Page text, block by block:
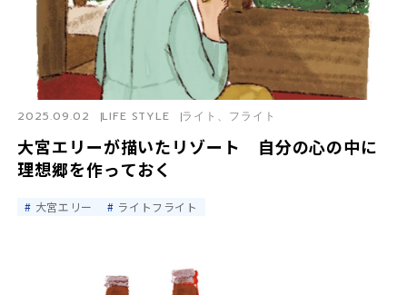
大宮エリーが描いたリゾート 自分の心の中に
理想郷を作っておく
2025.09.02 LIFE STYLE ライト、フライト
大宮エリー ライトフライト